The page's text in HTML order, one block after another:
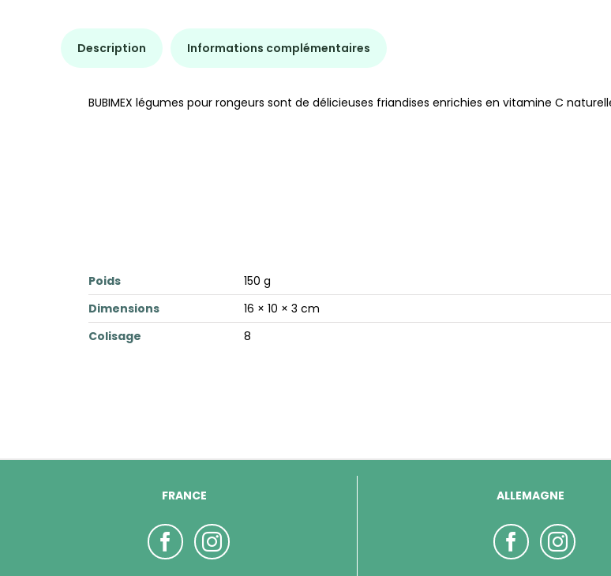
Description Informations complémentaires
BUBIMEX légumes pour rongeurs sont de délicieuses friandises enrichies en vitamine C
Poids
150 g
Dimensions
16 × 10 × 3 cm
Colisage
8
FRANCE ALLEMAGNE